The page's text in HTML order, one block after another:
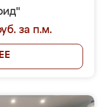
за п.м.